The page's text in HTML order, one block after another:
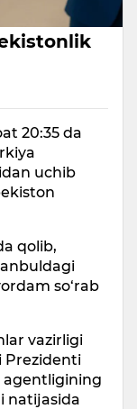
20:35 da
uchib
qolib,
so‘rab
vazirligi
Prezidenti
agentligining
natijasida